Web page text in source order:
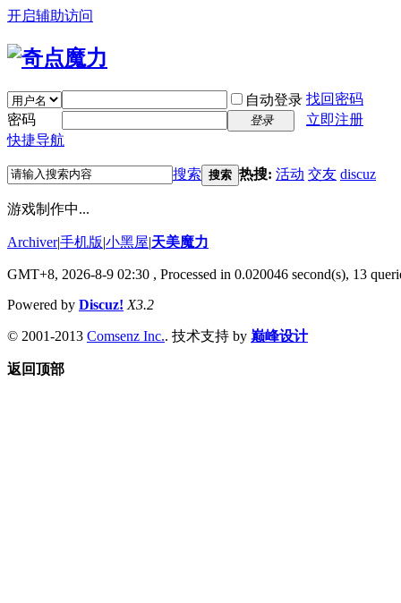
开启辅助访问
自动登录 找回密码
密码
登录
立即注册
快捷导航
搜索 搜索 热搜: 活动 交友 discuz
游戏制作中...
Archiver|手机版|小黑屋|天美魔力
GMT+8, 2026-8-9 02:30 , Processed in 0.020046 second(s), 13
Powered by Discuz! X3.2
© 2001-2013 Comsenz Inc.. 技术支持 by 巅峰设计
返回顶部